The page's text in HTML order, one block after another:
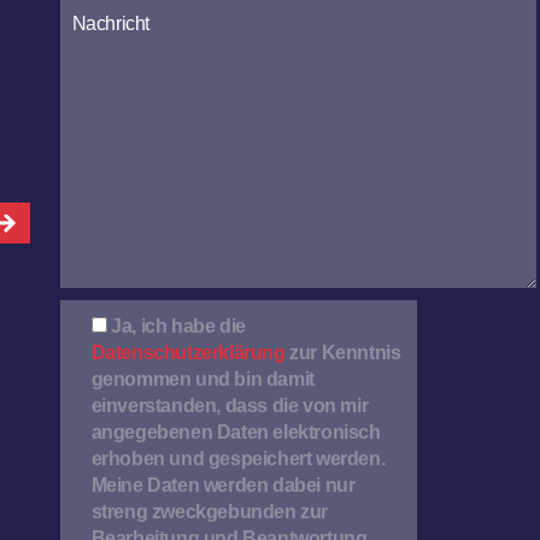
dieses
Ja, ich habe die
Datenschutzerklärung zur Kenntnis
genommen und bin damit
einverstanden, dass die von mir
angegebenen Daten elektronisch
erhoben und gespeichert werden.
Meine Daten werden dabei nur
streng zweckgebunden zur